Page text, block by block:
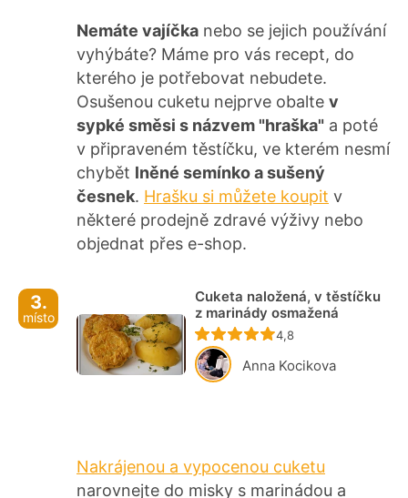
Nemáte vajíčka nebo se jejich používání
vyhýbáte? Máme pro vás recept, do
kterého je potřebovat nebudete.
Osušenou cuketu nejprve obalte v
sypké směsi s názvem "hraška" a poté
v připraveném těstíčku, ve kterém nesmí
chybět lněné semínko a sušený
česnek. Hrašku si můžete koupit v
některé prodejně zdravé výživy nebo
objednat přes e-shop.
3.
místo
Cuketa naložená, v těstíčku
z marinády osmažená
Recept ještě nebyl
4,8
Anna Kocikova
Nakrájenou a vypocenou cuketu
narovnejte do misky s marinádou a